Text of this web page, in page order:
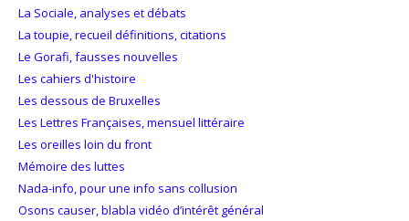
La Sociale, analyses et débats
La toupie, recueil définitions, citations
Le Gorafi, fausses nouvelles
Les cahiers d'histoire
Les dessous de Bruxelles
Les Lettres Françaises, mensuel littéraire
Les oreilles loin du front
Mémoire des luttes
Nada-info, pour une info sans collusion
Osons causer, blabla vidéo d’intérêt général